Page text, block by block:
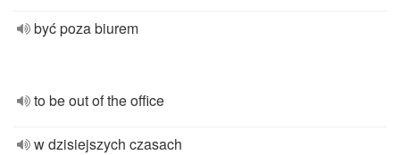
być poza biurem
to be out of the office
w dzisiejszych czasach